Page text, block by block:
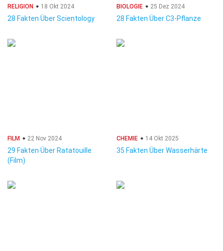
RELIGION 18 Okt 2024
28 Fakten Über Scientology
BIOLOGIE 25 Dez 2024
28 Fakten Über C3-Pflanze
FILM 22 Nov 2024
29 Fakten Über Ratatouille
(Film)
CHEMIE 14 Okt 2025
35 Fakten Über Wasserhärte